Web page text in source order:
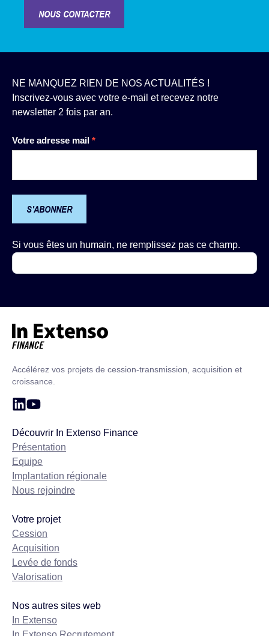
NOUS CONTACTER
NE MANQUEZ RIEN DE NOS ACTUALITÉS !
Inscrivez-vous avec votre e-mail et recevez notre
newsletter 2 fois par an.
Votre adresse mail *
S'ABONNER
Si vous êtes un humain, ne remplissez pas ce champ.
Accélérez vos projets de cession-transmission, acquisition et
croissance.
Découvrir In Extenso Finance
Présentation
Equipe
Implantation régionale
Nous rejoindre
Votre projet
Cession
Acquisition
Levée de fonds
Valorisation
Nos autres sites web
In Extenso